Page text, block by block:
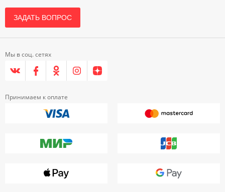
ЗАДАТЬ ВОПРОС
Мы в соц. сетях
Принимаем к оплате